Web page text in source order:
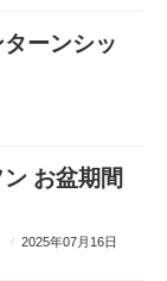
ターンシッ
お盆期間
2025年07月16日